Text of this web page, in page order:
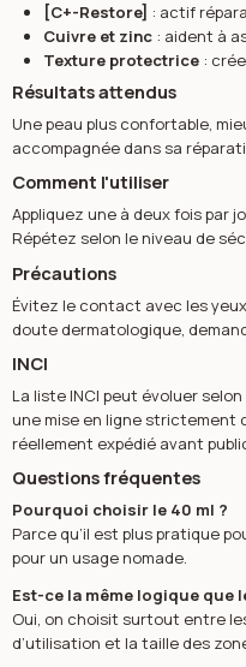
[C+-Restore] : actif
Cuivre et zinc: aident à
Texture protectrice:
Résultats attendus
Une peau plus confortable,
accompagnée dans sa
Comment l'utiliser
Appliquez une à deux fois par
Répétez selon le niveau de
Précautions
Évitez le contact avec les
doute dermatologique,
INCI
La liste INCI peut évoluer
une mise en ligne strictement
réellement expédié avant
Questions fréquentes
Pourquoi choisir le 40 ml ?
Parce qu’il est plus pratique
pour un usage nomade.
Est-ce la même logique que
Oui, on choisit surtout entre
d’utilisation et la taille des